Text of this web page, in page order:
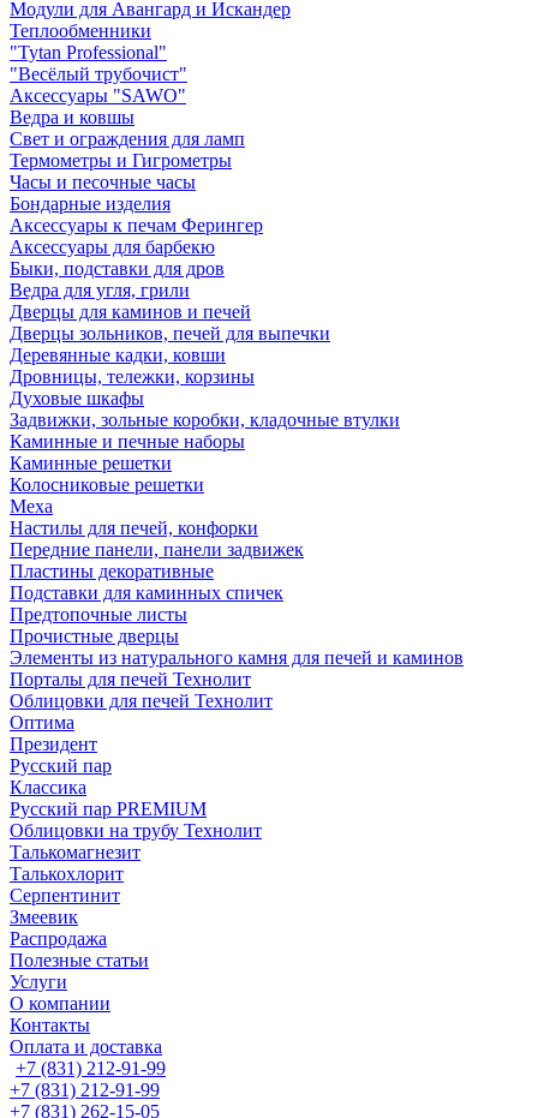
Модули для Авангард и Искандер
Теплообменники
"Tytan Professional"
"Весёлый трубочист"
Аксессуары "SAWO"
Ведра и ковшы
Свет и ограждения для ламп
Термометры и Гигрометры
Часы и песочные часы
Бондарные изделия
Аксессуары к печам Ферингер
Аксессуары для барбекю
Быки, подставки для дров
Ведра для угля, грили
Дверцы для каминов и печей
Дверцы зольников, печей для выпечки
Деревянные кадки, ковши
Дровницы, тележки, корзины
Духовые шкафы
Задвижки, зольные коробки, кладочные втулки
Каминные и печные наборы
Каминные решетки
Колосниковые решетки
Меха
Настилы для печей, конфорки
Передние панели, панели задвижек
Пластины декоративные
Подставки для каминных спичек
Предтопочные листы
Прочистные дверцы
Элементы из натурального камня для печей и каминов
Порталы для печей Технолит
Облицовки для печей Технолит
Оптима
Президент
Русский пар
Классика
Русский пар PREMIUM
Облицовки на трубу Технолит
Талькомагнезит
Талькохлорит
Серпентинит
Змеевик
Распродажа
Полезные статьи
Услуги
О компании
Контакты
Оплата и доставка
+7 (831) 212-91-99
+7 (831) 212-91-99
+7 (831) 262-15-05